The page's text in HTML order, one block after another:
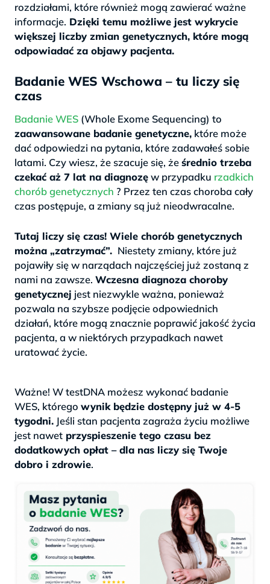
rozdziałami, które również mogą zawierać ważne
informacje. Dzięki temu możliwe jest wykrycie
większej liczby zmian genetycznych, które mogą
odpowiadać za objawy pacjenta.
Badanie WES Wschowa – tu liczy się
czas
Badanie WES (Whole Exome Sequencing) to
zaawansowane badanie genetyczne, które może
dać odpowiedzi na pytania, które zadawałeś sobie
latami. Czy wiesz, że szacuje się, żeśrednio trzeba
czekać aż 7 lat na diagnozęw przypadku rzadkich
chorób genetycznych ? Przez ten czas choroba cały
czas postępuje, a zmiany są już nieodwracalne.
Tutaj liczy się czas! Wiele chorób genetycznych
można „zatrzymać”. Niestety zmiany, które już
pojawiły się w narządach najczęściej już zostaną z
nami na zawsze. Wczesna diagnoza choroby
genetycznej jest niezwykle ważna, ponieważ
pozwala na szybsze podjęcie odpowiednich
działań, które mogą znacznie poprawić jakość życia
pacjenta, a w niektórych przypadkach nawet
uratować życie.
Ważne! W testDNA możesz wykonać badanie
WES, którego wynik będzie dostępny już w 4-5
tygodni. Jeśli stan pacjenta zagraża życiu możliwe
jest nawet przyspieszenie tego czasu bez
dodatkowych opłat – dla nas liczy się Twoje
dobro i zdrowie.